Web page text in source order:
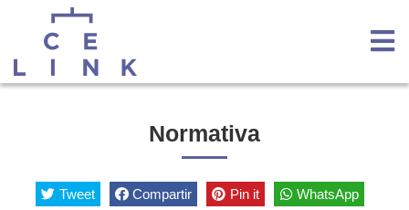
Normativa
Tweet Compartir Pin it WhatsApp